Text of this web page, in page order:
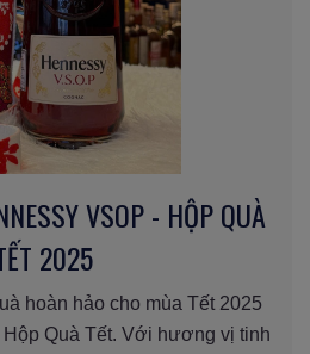
VSOP - HỘP QUÀ
2025
hoàn hảo cho mùa Tết 2025
Quà Tết. Với hương vị tinh